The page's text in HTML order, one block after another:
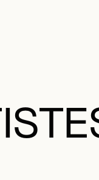
ÊTRE CONNECTÉ
MODALE